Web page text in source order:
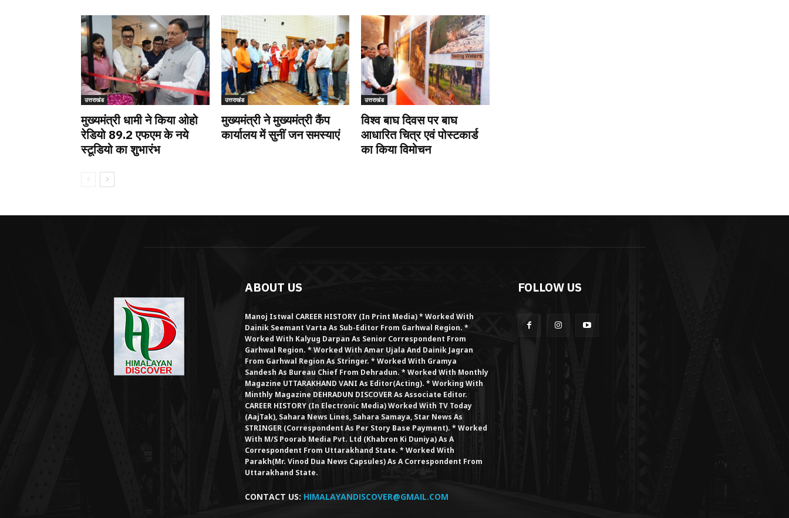
उत्तराखंड
मुख्यमंत्री धामी ने किया ओहो
रेडियो 89.2 एफएम के नये
स्टूडियो का शुभारंभ
उत्तराखंड
मुख्यमंत्री ने मुख्यमंत्री कैंप
कार्यालय में सुनीं जन समस्याएं
उत्तराखंड
विश्व बाघ दिवस पर बाघ
आधारित चित्र एवं पोस्टकार्ड
का किया विमोचन
ABOUT US
Manoj Istwal CAREER HISTORY (in Print Media) * Worked With
Dainik Seemant Varta As Sub-Editor From Garhwal Region. *
Worked With Kalyug Darpan As Senior Correspondent From
Garhwal Region. * Worked With Amar Ujala And Dainik Jagran
From Garhwal Region As Stringer. * Worked With Gramya
Sandesh As Bureau Chief From Dehradun. * Worked With Monthly
Magazine UTTARAKHAND VANI As Editor(Acting). * Working With
Minthly Magazine DEHRADUN DISCOVER As Associate Editor.
CAREER HISTORY (in Electronic Media) Worked With TV Today
(AajTak), Sahara News Lines, Sahara Samaya, Star News As
STRINGER (Correspondent As Per Story Base Payment). * Worked
With M/S Poorab Media Pvt. Ltd (Khabron Ki Duniya) As A
Correspondent From Uttarakhand State. * Worked With
Parakh(Mr. Vinod Dua News Capsules) As A Correspondent From
Uttarakhand State.
CONTACT US: HIMALAYANDISCOVER@GMAIL.COM
FOLLOW US